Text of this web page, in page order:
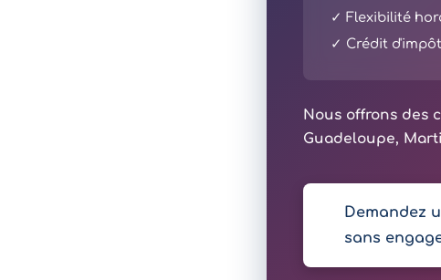
✓ Flexibilité
✓ Crédit
Nous offrons des
Guadeloupe,
Demandez
sans